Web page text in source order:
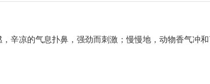
凉的气息扑鼻，强劲而刺激；慢慢地，动物香气冲和